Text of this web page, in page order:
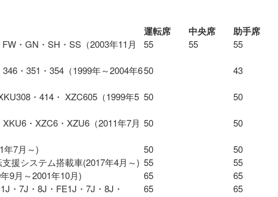
運転席 中央席 助手席
・GN・SH・SS（2003年11月
55 55 55
・351・354（1999年～2004年650 43
・414・ XZC605（1999年5 50 50
・XZC6・XZU6（2011年7月 50 50
年7月～) 50
50
援システム搭載車(2017年4月～) 55
55
9月～2001年10月)
65
65
・7J・8J・FE1J・7J・8J・
65 65